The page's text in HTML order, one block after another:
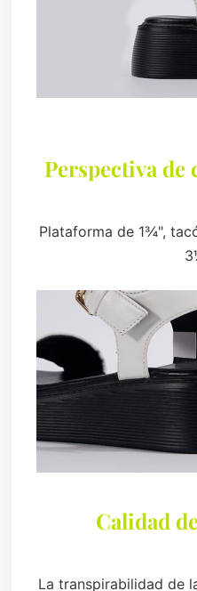
Perspectiva de
Plataforma de 1¾",
Calidad
La transpirabilidad de